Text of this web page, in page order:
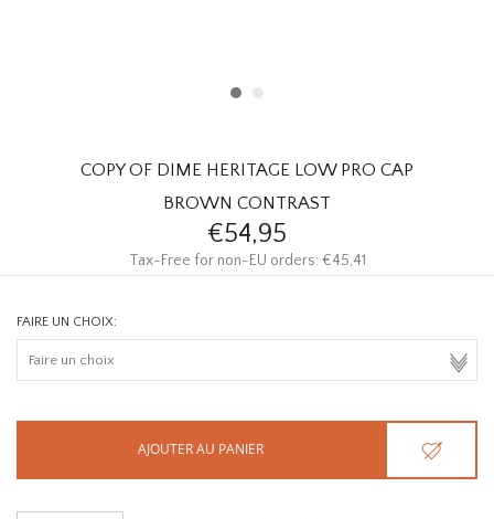
COPY OF DIME HERITAGE LOW PRO CAP
BROWN CONTRAST
€54,95
Tax-Free for non-EU orders: €45,41
FAIRE UN CHOIX:
AJOUTER AU PANIER